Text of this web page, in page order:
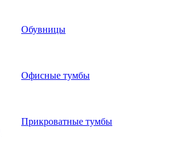
Обувницы
Офисные тумбы
Прикроватные тумбы